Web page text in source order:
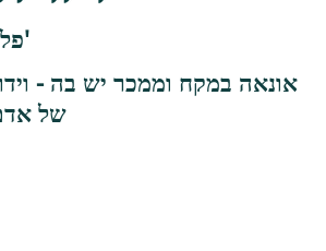
פלא יועץ - אות א'
אונאה במקח וממכר יש בה -
של